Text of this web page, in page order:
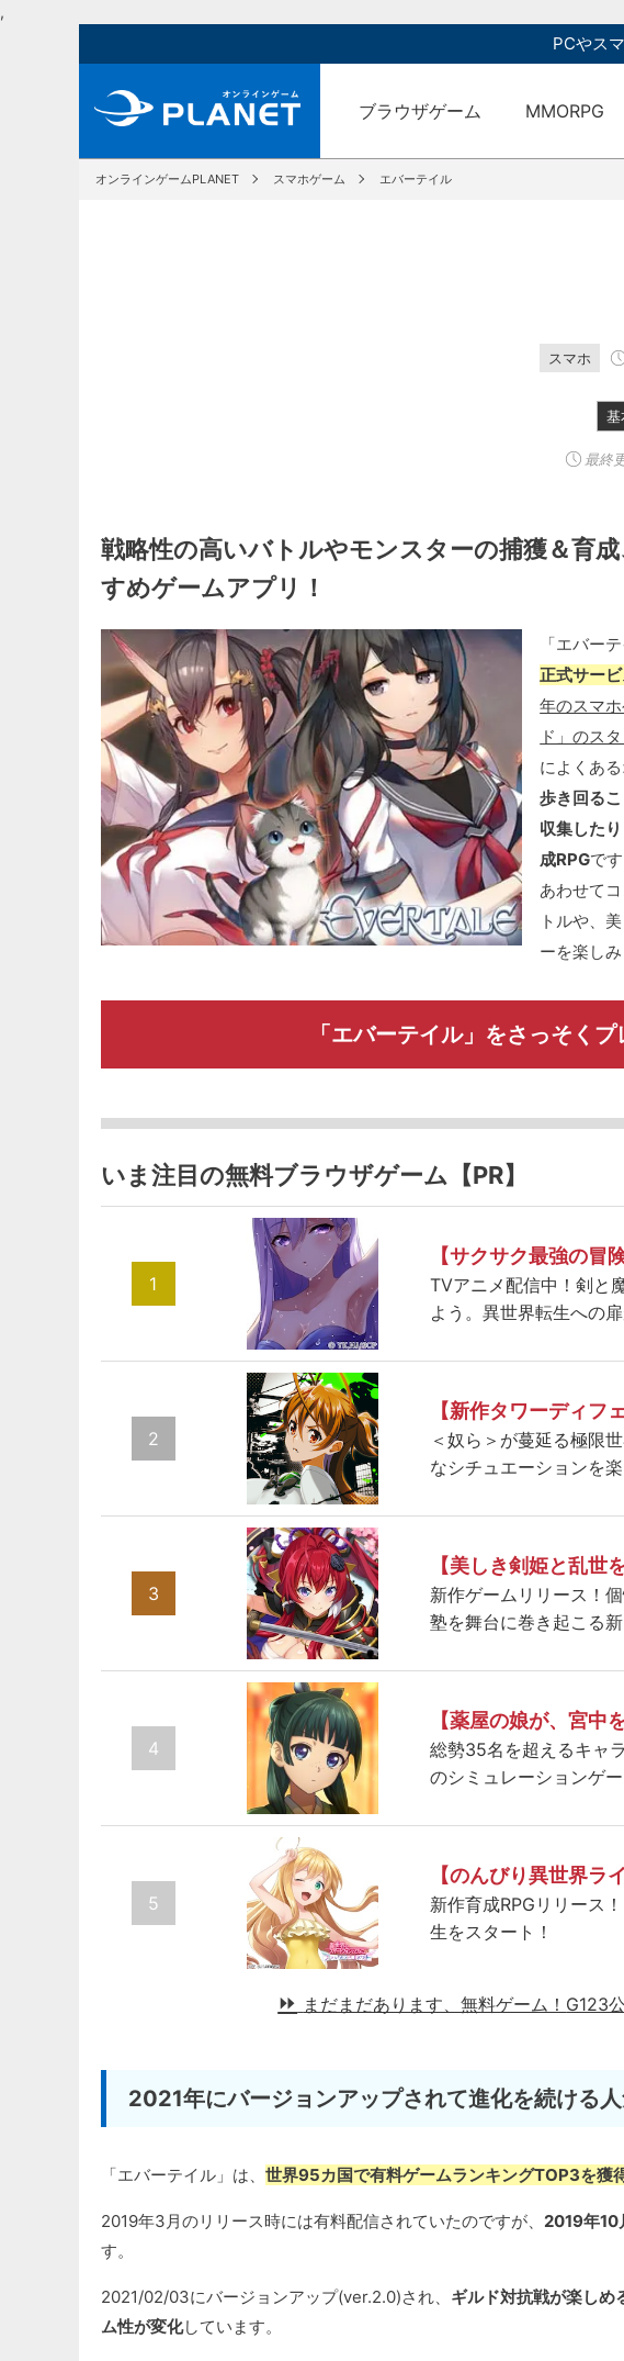
,
PCやス
ブラウザゲーム MMORPG
オンラインゲームPLANET スマホゲーム エバーテイル
スマホ
基
最終
戦略性の高いバトルやモンスターの捕獲＆育
すめゲームアプリ！
「エバー
正式サー
年のスマ
ド」のス
によくあ
歩き回る
収集した
成RPGで
あわせて
トルや、
ーを楽し
「エバーテイル」をさっそくプ
いま注目の無料ブラウザゲーム【PR】
1
【サクサク最強の冒
TVアニメ配信中！剣と
よう。異世界転生への
2
【新作タワーディフ
＜奴ら＞が蔓延る極限
なシチュエーションを楽
3
【美しき剣姫と乱世
新作ゲームリリース！
塾を舞台に巻き起こる新
4
【薬屋の娘が、宮中
総勢35名を超えるキャ
のシミュレーションゲー
5
【のんびり異世界ラ
新作育成RPGリリース
生をスタート！
まだまだあります、無料ゲーム！ G123
2021年にバージョンアップされて進化を続ける人
「エバーテイル」は、 世界95カ国で有料ゲームランキングTOP3を獲
2019年3月のリリース時には有料配信されていたのですが、 2019年10
す。
2021/02/03にバージョンアップ(ver.2.0)され、 ギルド対抗戦が楽しめ
ム性が変化しています。